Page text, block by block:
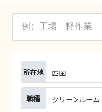
所在地 四国
職種 クリーンルーム